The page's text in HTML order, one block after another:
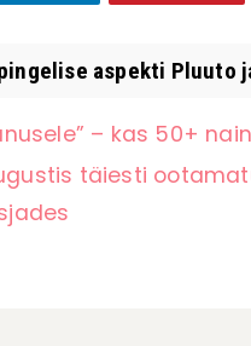
aspekti Pluuto
– kas 50+
täiesti